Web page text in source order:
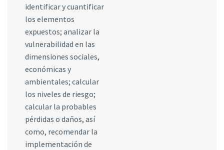
identificar y cuantificar
los elementos
expuestos; analizar la
vulnerabilidad en las
dimensiones sociales,
económicas y
ambientales; calcular
los niveles de riesgo;
calcular la probables
pérdidas o daños, así
como, recomendar la
implementación de